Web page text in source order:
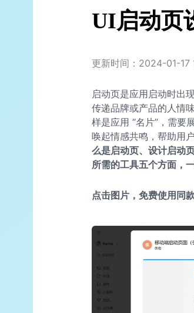
UI启动页
更新时间：2024-01-17
启动页是应用启动时出
传递品牌或产品的人情
样是应用 “名片”，需要
唤起情感共鸣，帮助用
么是启动页、设计启动
所需的工具五个方面，
点击图片，免费使用同